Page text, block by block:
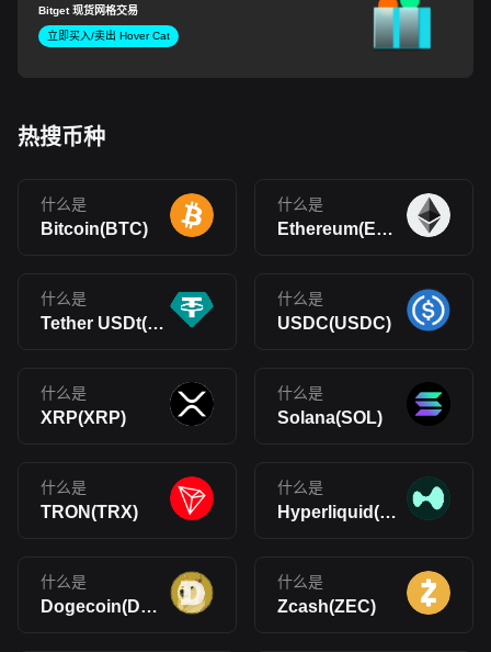
Bitget 现货网格交易
立即买入/卖出 Hover Cat
热搜币种
什么是
Bitcoin(BTC)
什么是
Ethereum(ETH)
什么是
Tether USDt(USDT)
什么是
USDC(USDC)
什么是
XRP(XRP)
什么是
Solana(SOL)
什么是
TRON(TRX)
什么是
Hyperliquid(HYPE)
什么是
Dogecoin(DOGE)
什么是
Zcash(ZEC)